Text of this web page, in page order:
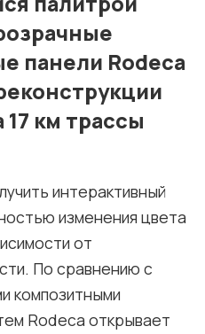
и cookie
панели Rodeca
км трассы
интерактивный
изменения цвета
от
По сравнению с
композитными
Rodeca открывает